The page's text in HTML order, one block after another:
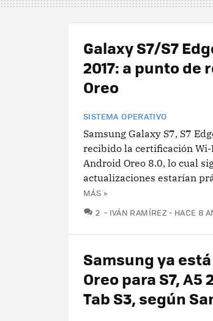
Galaxy S7/S7
2017: a punto
Oreo
SISTEMA OPERATIVO
Samsung Galaxy S7, S7
recibido la certificación
Android Oreo 8.0, lo cual
actualizaciones estarían
MÁS »
2 COMENTARIOS
IVÁN RAMÍREZ HACE 8
Samsung ya
Oreo para S7, A5
Tab S3, según